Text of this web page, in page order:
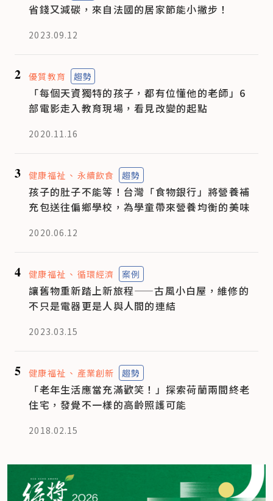
省錢又減碳，來自法國的居家節能小撇步！
2023.09.12
2 優質教育 趨勢
「每個天資獨特的孩子，都有位懂他的老師」6
部電影走入教育現場，看見改變的起點
2020.11.16
3 健康福祉 永續飲食 趨勢
孩子的肚子不能等！台灣「食物銀行」將營養補
充包送往偏鄉學校，為學童帶來營養均衡的美味
2020.06.12
4 健康福祉 循環經濟 案例
讓舊物重新踏上新旅程——古風小白屋，維修的
不只是電器更是人與人間的連結
2023.03.15
5 健康福祉 產業創新 趨勢
「老年生活應當充滿歡笑！」探索荷蘭兩間終老
住宅，發覺不一樣的高齡照護可能
2018.02.15